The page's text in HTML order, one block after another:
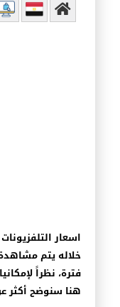
اسعار
اسعار
خلاله يتم مشاهدة
فترة، نظراً
هنا سنوضح أكثر عن اسعار